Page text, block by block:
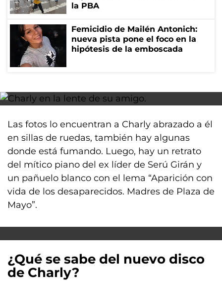
la PBA
Femicidio de Mailén Antonich:
nueva pista pone el foco en la
hipótesis de la emboscada
Las fotos lo encuentran a Charly abrazado a él
en sillas de ruedas, también hay algunas
donde está fumando. Luego, hay un retrato
del mítico piano del ex líder de Serú Girán y
un pañuelo blanco con el lema “Aparición con
vida de los desaparecidos. Madres de Plaza de
Mayo”.
¿Qué se sabe del nuevo disco
de Charly?